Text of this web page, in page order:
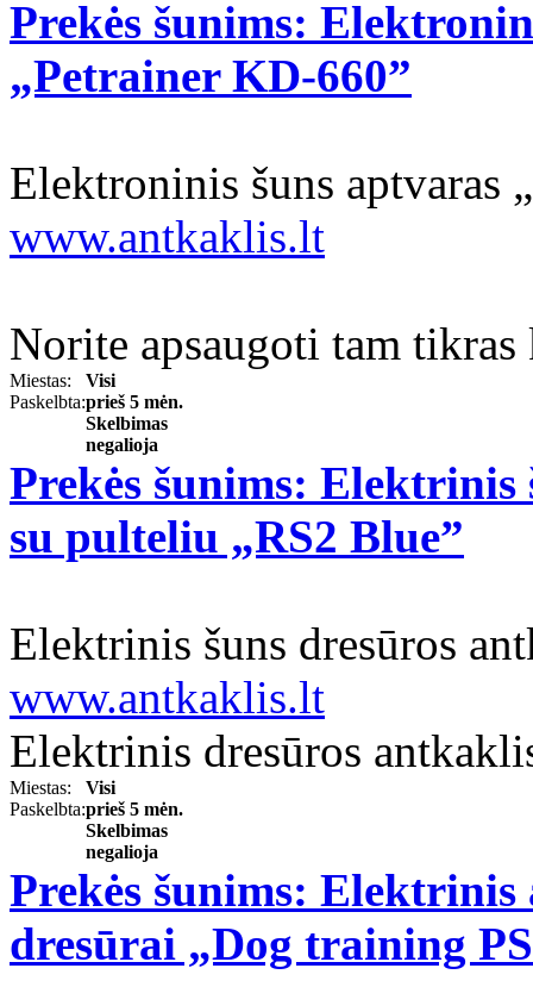
Prekės šunims:
„Petrainer KD-660”
Elektroninis šuns aptvaras
www.antkaklis.lt
Norite apsaugoti tam
Miestas:
Visi
Paskelbta:prieš 5 mėn.
Skelbimas
negalioja
Prekės šunims:
su pulteliu „RS2 Blue”
Elektrinis šuns dresūros
www.antkaklis.lt
Elektrinis dresūros
Miestas:
Visi
Paskelbta:prieš 5 mėn.
Skelbimas
negalioja
Prekės šunims:
dresūrai „Dog training